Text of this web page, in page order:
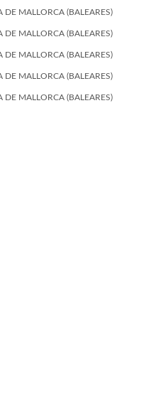
DE MALLORCA (BALEARES)
DE MALLORCA (BALEARES)
DE MALLORCA (BALEARES)
DE MALLORCA (BALEARES)
DE MALLORCA (BALEARES)